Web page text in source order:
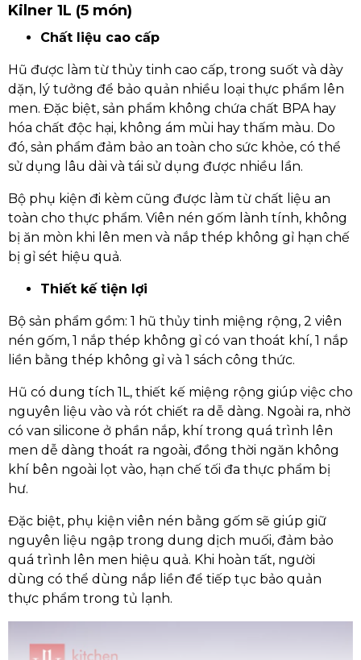
Kilner 1L (5 món)
Chất liệu cao cấp
Hũ được làm từ thủy tinh cao cấp, trong suốt và dày
dặn, lý tưởng để bảo quản nhiều loại thực phẩm lên
men. Đặc biệt, sản phẩm không chứa chất BPA hay
hóa chất độc hại, không ám mùi hay thấm màu. Do
đó, sản phẩm đảm bảo an toàn cho sức khỏe, có thể
sử dụng lâu dài và tái sử dụng được nhiều lần.
Bộ phụ kiện đi kèm cũng được làm từ chất liệu an
toàn cho thực phẩm. Viên nén gốm lành tính, không
bị ăn mòn khi lên men và nắp thép không gỉ hạn chế
bị gỉ sét hiệu quả.
Thiết kế tiện lợi
Bộ sản phẩm gồm: 1 hũ thủy tinh miệng rộng, 2 viên
nén gốm, 1 nắp thép không gỉ có van thoát khí, 1 nắp
liền bằng thép không gỉ và 1 sách công thức.
Hũ có dung tích 1L, thiết kế miệng rộng giúp việc cho
nguyên liệu vào và rót chiết ra dễ dàng. Ngoài ra, nhờ
có van silicone ở phần nắp, khí trong quá trình lên
men dễ dàng thoát ra ngoài, đồng thời ngăn không
khí bên ngoài lọt vào, hạn chế tối đa thực phẩm bị
hư.
Đặc biệt, phụ kiện viên nén bằng gốm sẽ giúp giữ
nguyên liệu ngập trong dung dịch muối, đảm bảo
quá trình lên men hiệu quả. Khi hoàn tất, người
dùng có thể dùng nắp liền để tiếp tục bảo quản
thực phẩm trong tủ lạnh.